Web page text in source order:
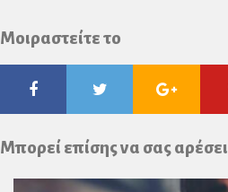
Μοιραστείτε το
FacebookTwitter Google
Plus
Μπορεί επίσης να σας αρέσει